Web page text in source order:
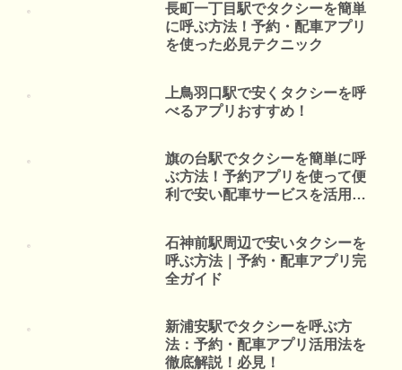
長町一丁目駅でタクシーを簡単
に呼ぶ方法！予約・配車アプリ
を使った必見テクニック
上鳥羽口駅で安くタクシーを呼
べるアプリおすすめ！
旗の台駅でタクシーを簡単に呼
ぶ方法！予約アプリを使って便
利で安い配車サービスを活用し
石神前駅周辺で安いタクシーを
呼ぶ方法｜予約・配車アプリ完
全ガイド
新浦安駅でタクシーを呼ぶ方
法：予約・配車アプリ活用法を
徹底解説！必見！